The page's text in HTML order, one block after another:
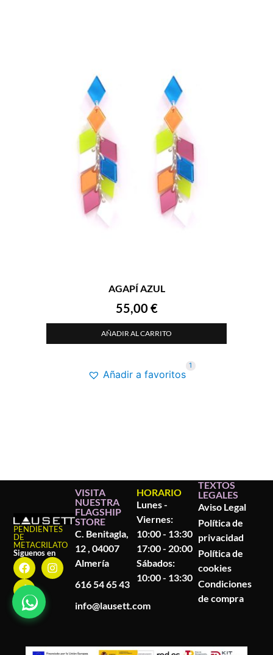
AGAPÍ AZUL
55,00 €
AÑADIR AL CARRITO
Añadir a favoritos
1
PENDIENTES
DE
METACRILATO
Siguenos en
VISITA
NUESTRA
FLAGSHIP
STORE
C. Benitagla,
12 , 04007
Almería
616 54 65 43
info@lausett.com
HORARIO
Lunes -
Viernes:
10:00 - 13:30
17:00 - 20:00
Sábados:
10:00 - 13:30
TEXTOS
LEGALES
Aviso Legal
Política de
privacidad
Política de
cookies
Condiciones
de compra